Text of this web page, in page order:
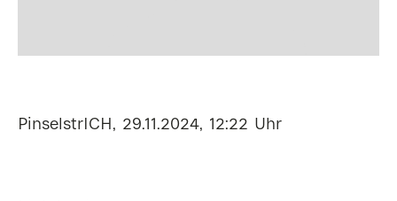
PinselstrICH, 29.11.2024, 12:22 Uhr